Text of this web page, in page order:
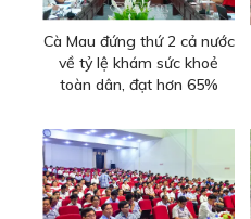
Cà Mau đứng thứ 2 cả nước
về tỷ lệ khám sức khoẻ
toàn dân, đạt hơn 65%